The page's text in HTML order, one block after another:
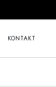
KONTAKT